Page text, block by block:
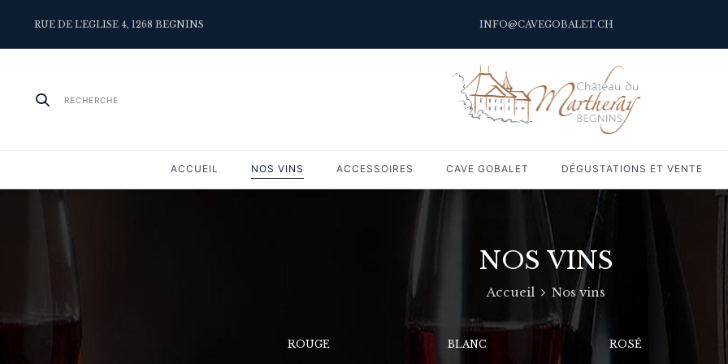
RUE DE L'EGLISE 4, 1268 BEGNINS INFO@CAVEGOBALET.CH
RECHERCHE
ACCUEIL NOS VINS ACCESSOIRES CAVE GOBALET DÉGUSTATIONS ET VENTE
NOS VINS
Accueil Nos vins
ROUGE BLANC ROSÉ